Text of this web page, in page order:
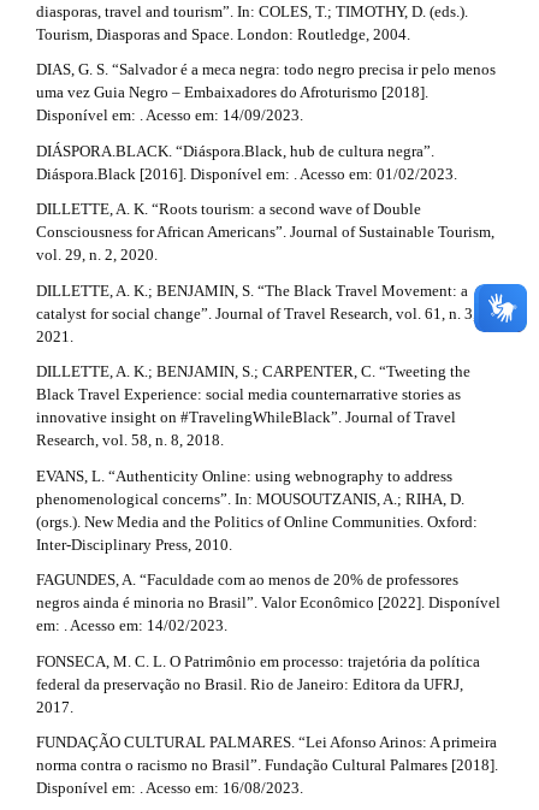
diasporas, travel and tourism”. In: COLES, T.; TIMOTHY, D. (eds.).
Tourism, Diasporas and Space. London: Routledge, 2004.
DIAS, G. S. “Salvador é a meca negra: todo negro precisa ir pelo menos
uma vez Guia Negro – Embaixadores do Afroturismo [2018].
Disponível em: . Acesso em: 14/09/2023.
DIÁSPORA.BLACK. “Diáspora.Black, hub de cultura negra”.
Diáspora.Black [2016]. Disponível em: . Acesso em: 01/02/2023.
DILLETTE, A. K. “Roots tourism: a second wave of Double
Consciousness for African Americans”. Journal of Sustainable Tourism,
vol. 29, n. 2, 2020.
DILLETTE, A. K.; BENJAMIN, S. “The Black Travel Movement: a
catalyst for social change”. Journal of Travel Research, vol. 61, n. 3,
2021.
DILLETTE, A. K.; BENJAMIN, S.; CARPENTER, C. “Tweeting the
Black Travel Experience: social media counternarrative stories as
innovative insight on #TravelingWhileBlack”. Journal of Travel
Research, vol. 58, n. 8, 2018.
EVANS, L. “Authenticity Online: using webnography to address
phenomenological concerns”. In: MOUSOUTZANIS, A.; RIHA, D.
(orgs.). New Media and the Politics of Online Communities. Oxford:
Inter-Disciplinary Press, 2010.
FAGUNDES, A. “Faculdade com ao menos de 20% de professores
negros ainda é minoria no Brasil”. Valor Econômico [2022]. Disponível
em: . Acesso em: 14/02/2023.
FONSECA, M. C. L. O Patrimônio em processo: trajetória da política
federal da preservação no Brasil. Rio de Janeiro: Editora da UFRJ,
2017.
FUNDAÇÃO CULTURAL PALMARES. “Lei Afonso Arinos: A primeira
norma contra o racismo no Brasil”. Fundação Cultural Palmares [2018].
Disponível em: . Acesso em: 16/08/2023.